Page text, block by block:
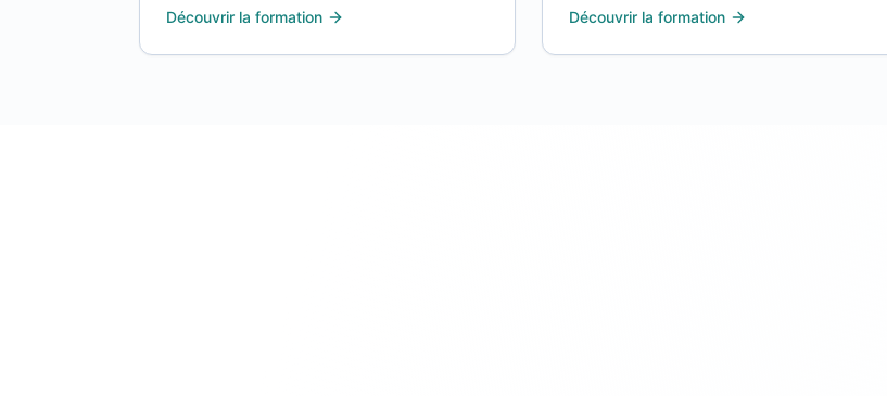
Découvrir la formation Découvrir la formation